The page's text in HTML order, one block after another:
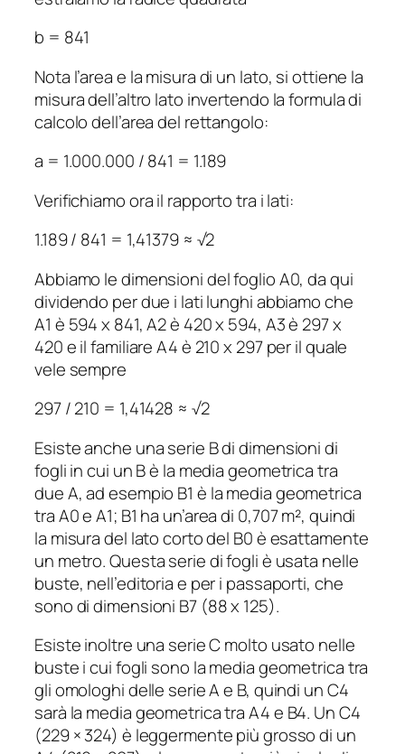
b = 841
Nota l’area e la misura di un lato, si ottiene la
misura dell’altro lato invertendo la formula di
calcolo dell’area del rettangolo:
a = 1.000.000 / 841 = 1.189
Verifichiamo ora il rapporto tra i lati:
1.189 / 841 = 1,41379 ≈ √2
Abbiamo le dimensioni del foglio A0, da qui
dividendo per due i lati lunghi abbiamo che
A1 è 594 x 841, A2 è 420 x 594, A3 è 297 x
420 e il familiare A4 è 210 x 297 per il quale
vele sempre
297 / 210 = 1,41428 ≈ √2
Esiste anche una serie B di dimensioni di
fogli in cui un B è la media geometrica tra
due A, ad esempio B1 è la media geometrica
tra A0 e A1; B1 ha un’area di 0,707 m², quindi
la misura del lato corto del B0 è esattamente
un metro. Questa serie di fogli è usata nelle
buste, nell’editoria e per i passaporti, che
sono di dimensioni B7 (88 x 125).
Esiste inoltre una serie C molto usato nelle
buste i cui fogli sono la media geometrica tra
gli omologhi delle serie A e B, quindi un C4
sarà la media geometrica tra A4 e B4. Un C4
(229 × 324) è leggermente più grosso di un